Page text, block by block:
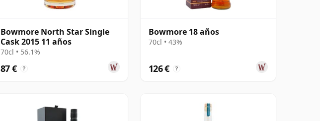
Bowmore North Star Single
Cask 2015 11 años
70cl • 56.1%
87 € ?
Bowmore 18 años
70cl • 43%
126 € ?